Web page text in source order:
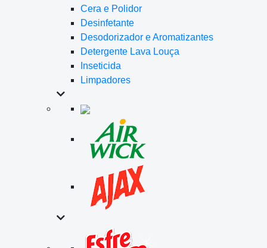
Cera e Polidor
Desinfetante
Desodorizador e Aromatizantes
Detergente Lava Louça
Inseticida
Limpadores